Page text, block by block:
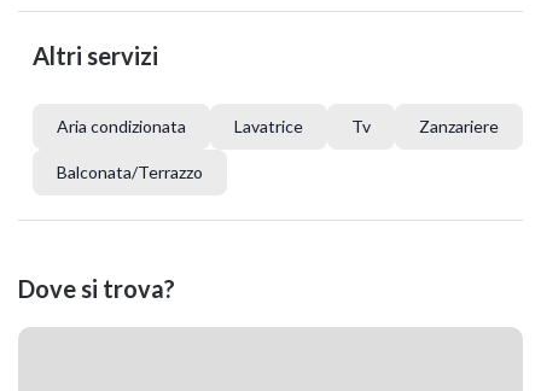
Altri servizi
Aria condizionata Lavatrice Tv Zanzariere
Balconata/Terrazzo
Dove si trova?